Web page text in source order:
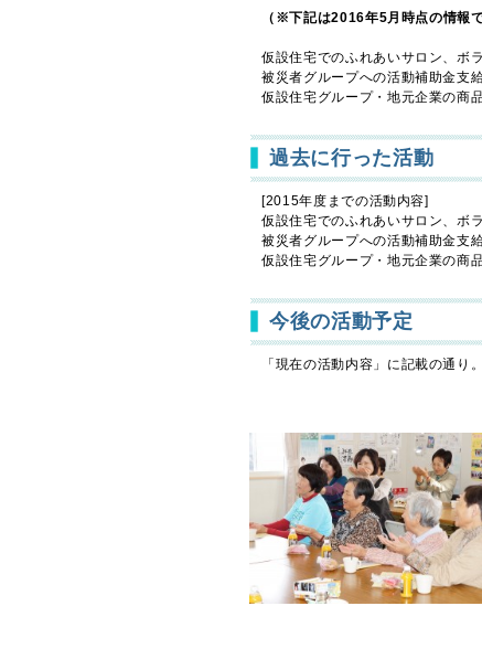
（※下記は2016年5月時点の情報で
仮設住宅でのふれあいサロン、ボ
被災者グループへの活動補助金支
仮設住宅グループ・地元企業の商
過去に行った活動
[2015年度までの活動内容]
仮設住宅でのふれあいサロン、ボ
被災者グループへの活動補助金支
仮設住宅グループ・地元企業の商
今後の活動予定
「現在の活動内容」に記載の通り。